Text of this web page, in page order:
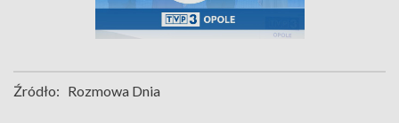
Źródło: Rozmowa Dnia